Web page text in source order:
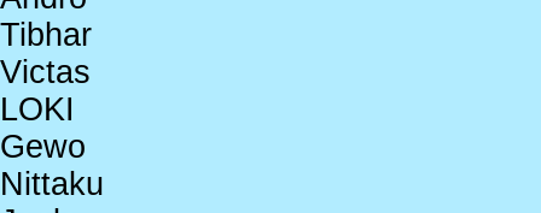
Tibhar
Victas
LOKI
Gewo
Nittaku